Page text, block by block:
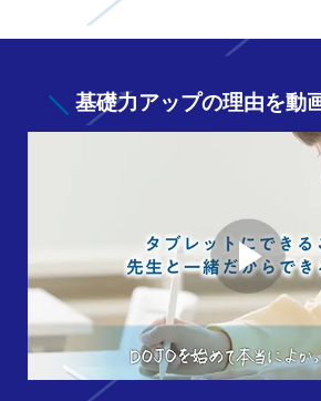
基礎力アップの理由を動